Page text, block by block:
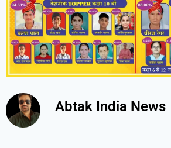
Abtak India News